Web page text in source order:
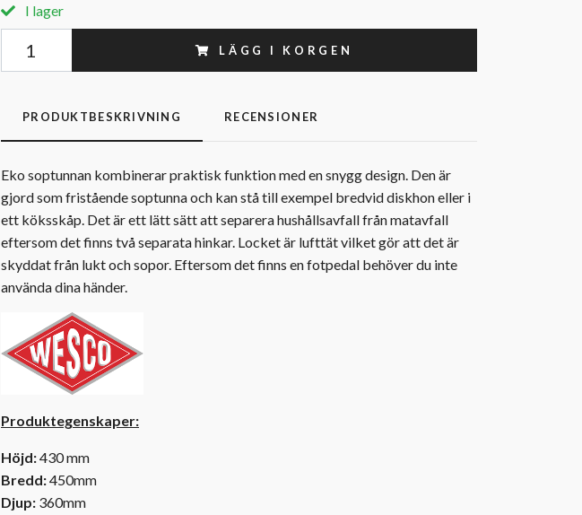
I lager
LÄGG I KORGEN
PRODUKTBESKRIVNING RECENSIONER
Eko soptunnan kombinerar praktisk funktion med en snygg design. Den är
gjord som fristående soptunna och kan stå till exempel bredvid diskhon eller i
ett köksskåp. Det är ett lätt sätt att separera hushållsavfall från matavfall
eftersom det finns två separata hinkar. Locket är lufttät vilket gör att det är
skyddat från lukt och sopor. Eftersom det finns en fotpedal behöver du inte
använda dina händer.
Produktegenskaper:
Höjd:430 mm
Bredd:450mm
Djup: 360mm